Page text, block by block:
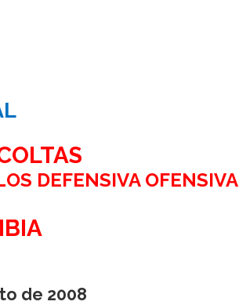
DEFENSIVA OFENSIVA
de 2008